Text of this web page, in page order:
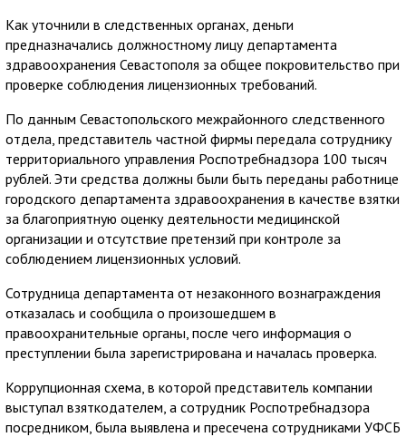
Как уточнили в следственных органах, деньги
предназначались должностному лицу департамента
здравоохранения Севастополя за общее покровительство при
проверке соблюдения лицензионных требований.
По данным Севастопольского межрайонного следственного
отдела, представитель частной фирмы передала сотруднику
территориального управления Роспотребнадзора 100 тысяч
рублей. Эти средства должны были быть переданы работнице
городского департамента здравоохранения в качестве взятки
за благоприятную оценку деятельности медицинской
организации и отсутствие претензий при контроле за
соблюдением лицензионных условий.
Сотрудница департамента от незаконного вознаграждения
отказалась и сообщила о произошедшем в
правоохранительные органы, после чего информация о
преступлении была зарегистрирована и началась проверка.
Коррупционная схема, в которой представитель компании
выступал взяткодателем, а сотрудник Роспотребнадзора
посредником, была выявлена и пресечена сотрудниками УФСБ